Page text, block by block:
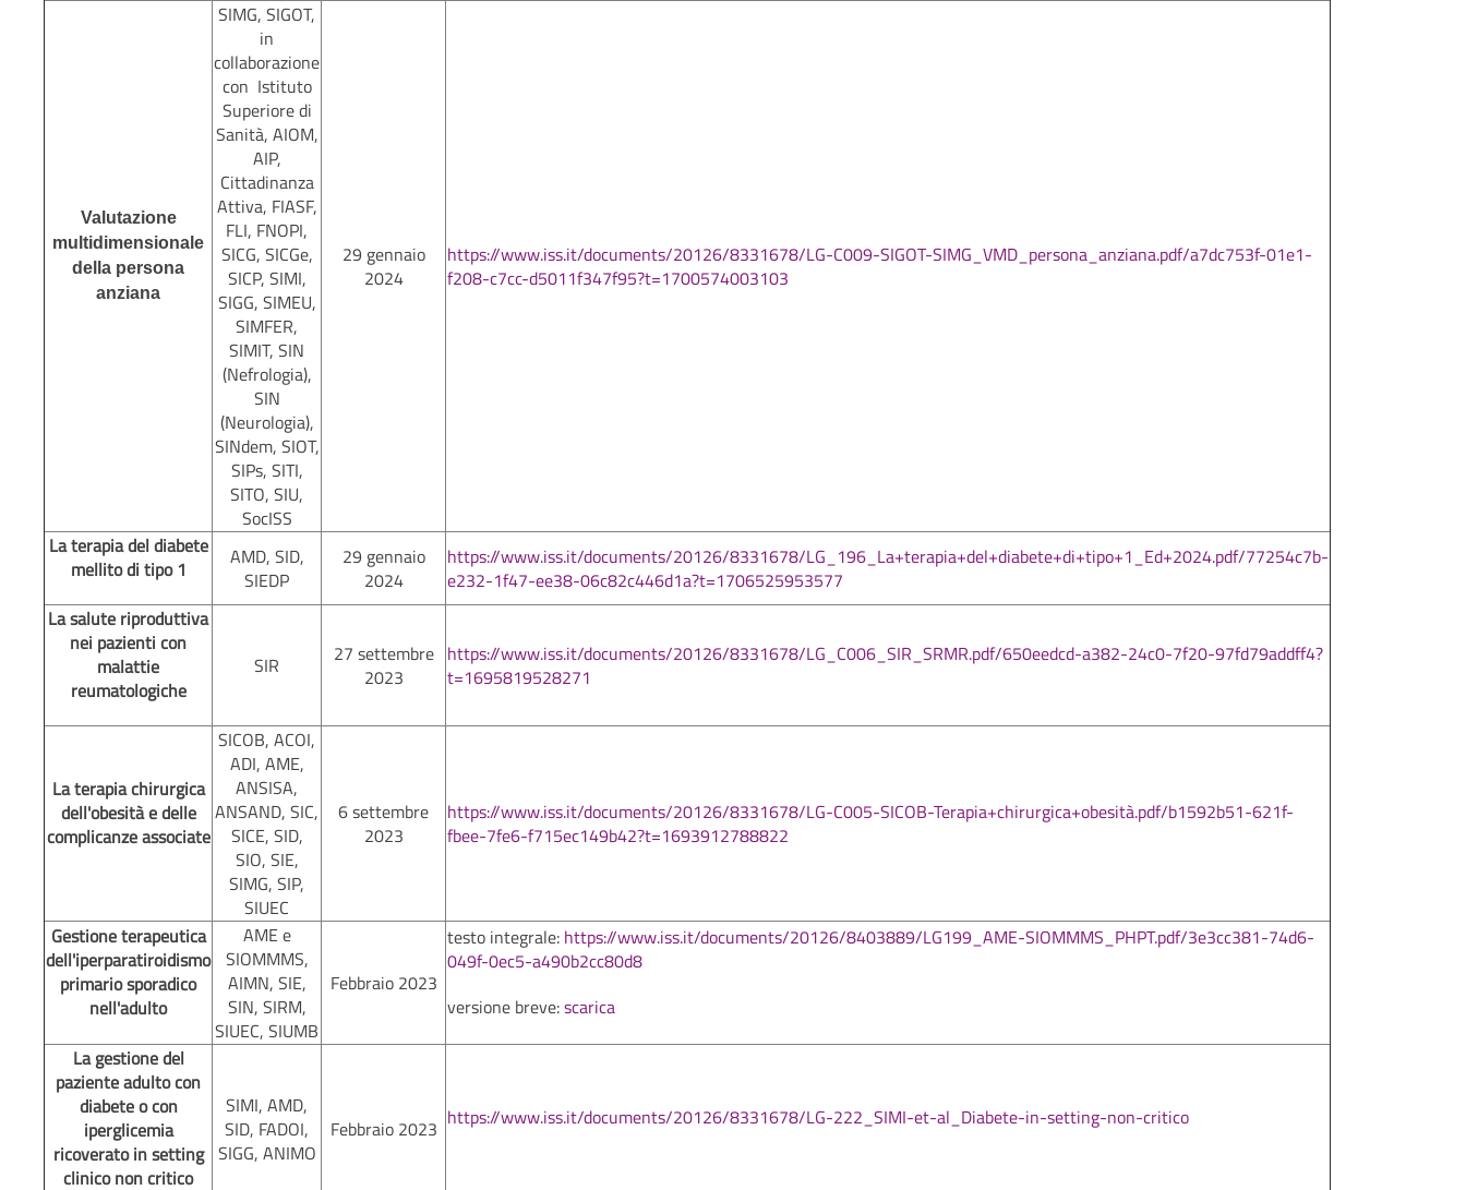
Valutazione
multidimensionale
della persona
anziana
SIMG, SIGOT,
in
collaborazione
con Istituto
Superiore di
Sanità, AIOM,
AIP,
Cittadinanza
Attiva, FIASF,
FLI, FNOPI,
SICG, SICGe,
SICP, SIMI,
SIGG, SIMEU,
SIMFER,
SIMIT, SIN
(Nefrologia),
SIN
(Neurologia),
SINdem, SIOT,
SIPs, SITI,
SITO, SIU,
SocISS
29 gennaio
2024
https://www.iss.it/documents/20126/8331678/LG-C009-SIGOT-SIMG_VMD_persona_anziana.pdf/a7dc753f-01e1-
f208-c7cc-d5011f347f95?t=1700574003103
La terapia del diabete
mellito di tipo 1
AMD, SID,
SIEDP
29 gennaio
2024
https://www.iss.it/documents/20126/8331678/LG_196_La+terapia+del+diabete+di+tipo+1_Ed+2024.pdf/77254c7b-
e232-1f47-ee38-06c82c446d1a?t=1706525953577
La salute riproduttiva
nei pazienti con
malattie
reumatologiche
SIR
27 settembre
2023
https://www.iss.it/documents/20126/8331678/LG_C006_SIR_SRMR.pdf/650eedcd-a382-24c0-7f20-97fd79addff4?
t=1695819528271
La terapia chirurgica
dell'obesità e delle
complicanze associate
SICOB, ACOI,
ADI, AME,
ANSISA,
ANSAND, SIC,
SICE, SID,
SIO, SIE,
SIMG, SIP,
SIUEC
6 settembre
2023
https://www.iss.it/documents/20126/8331678/LG-C005-SICOB-Terapia+chirurgica+obesità.pdf/b1592b51-621f-
fbee-7fe6-f715ec149b42?t=1693912788822
Gestione terapeutica
dell'iperparatiroidismo
primario sporadico
nell'adulto
AME e
SIOMMMS,
AIMN, SIE,
SIN, SIRM,
SIUEC, SIUMB
Febbraio 2023
testo integrale: https://www.iss.it/documents/20126/8403889/LG199_AME-SIOMMMS_PHPT.pdf/3e3cc381-74d6-
049f-0ec5-a490b2cc80d8
versione breve:scarica
La gestione del
paziente adulto con
diabete o con
iperglicemia
ricoverato in setting
clinico non critico
SIMI, AMD,
SID, FADOI,
SIGG, ANIMO
Febbraio 2023 https://www.iss.it/documents/20126/8331678/LG-222_SIMI-et-al_Diabete-in-setting-non-critico